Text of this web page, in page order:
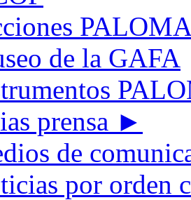
de la GAFA
prensa ►
de
por orden